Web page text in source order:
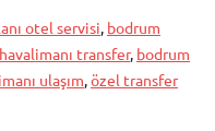
otel servisi, bodrum
transfer, bodrum
ulaşım,özel transfer